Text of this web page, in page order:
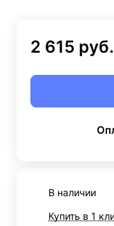
2 615 руб.
В наличии
Купить в 1